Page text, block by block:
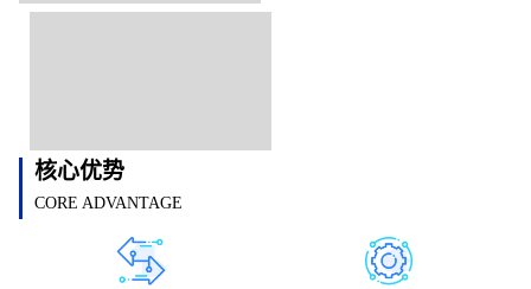
核心优势
CORE ADVANTAGE